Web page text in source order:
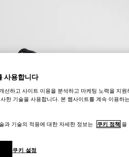
사용합니다
선하고 사이트 이용을 분석하고 마케팅 노력을 지
한 기술을 사용합니다. 본 웹사이트를 계속 이용하
과 기술의 적용에 대한 자세한 정보는 쿠키 정책 을
쿠키 설정